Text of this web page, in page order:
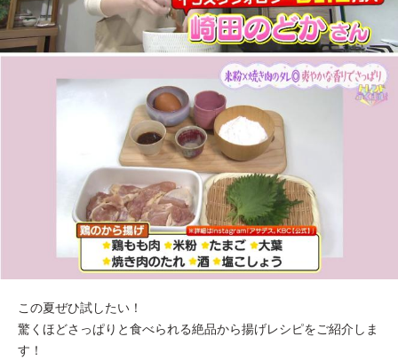
この夏ぜひ試したい！
驚くほどさっぱりと食べられる絶品から揚げレシピをご紹介しま
す！